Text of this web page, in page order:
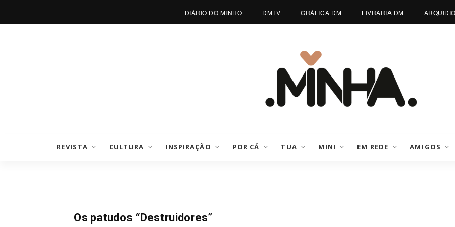
DIÁRIO DO MINHO DMTV GRÁFICA DM LIVRARIA DM
REVISTA CULTURA INSPIRAÇÃO POR CÁ TUA MINI EM REDE AMIGOS
Os patudos “Destruidores”